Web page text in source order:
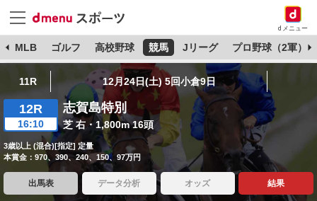
dメニュー
MLB ゴルフ 高校野球 競馬 Jリーグ プロ野球（2軍）
11R 12月24日(土) 5回小倉9日
12R
16:10
志賀島特別
芝 右・1,800m 16頭
3歳以上 (混合)[指定] 定量
本賞金：970、390、240、150、97万円
出馬表 データ分析 オッズ 結果